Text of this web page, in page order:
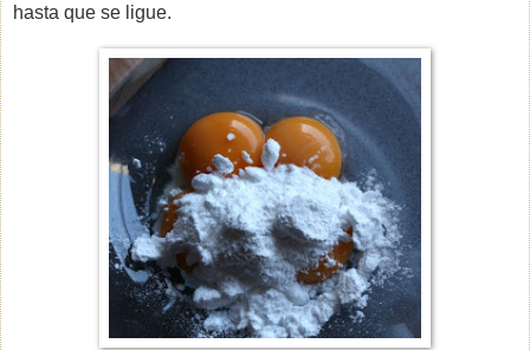
hasta que se ligue.